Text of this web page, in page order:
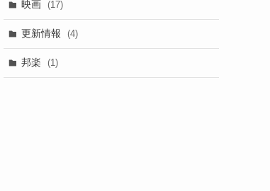
映画 (17)
更新情報 (4)
邦楽 (1)